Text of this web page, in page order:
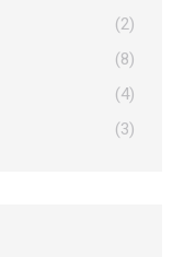
(2)
(8)
(4)
(3)